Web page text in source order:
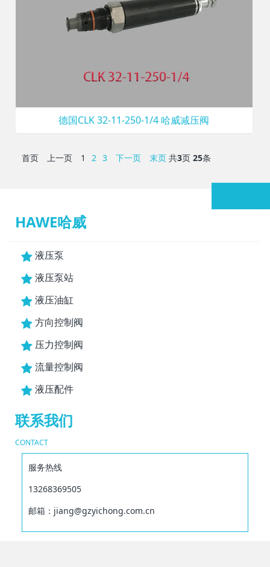
德国CLK 32-11-250-1/4 哈威减压阀
首页 上一页 1 2 3 下一页 末页 共3页25条
HAWE哈威
液压泵
液压泵站
液压油缸
方向控制阀
压力控制阀
流量控制阀
液压配件
联系我们
CONTACT
服务热线
13268369505
邮箱：jiang@gzyichong.com.cn